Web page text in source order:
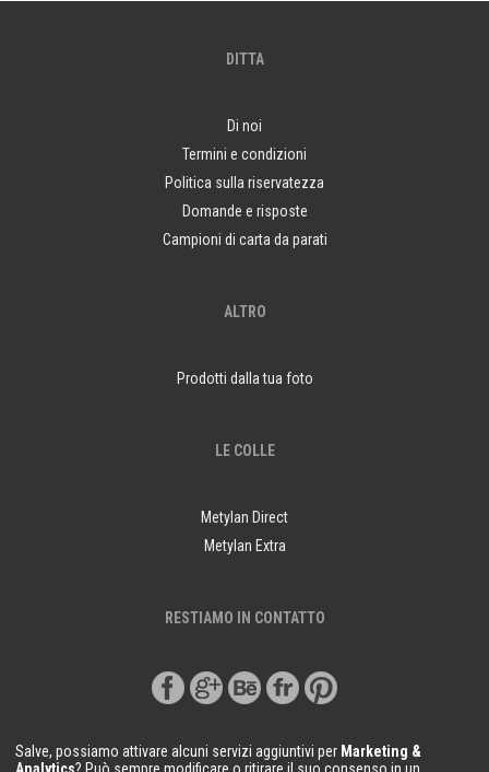
DITTA
Di noi
Termini e condizioni
Politica sulla riservatezza
Domande e risposte
Campioni di carta da parati
ALTRO
Prodotti dalla tua foto
LE COLLE
Metylan Direct
Metylan Extra
RESTIAMO IN CONTATTO
Salve, possiamo attivare alcuni servizi aggiuntivi per Marketing &